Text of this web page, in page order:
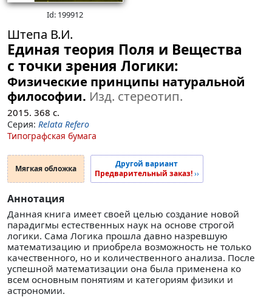
Id: 199912
Штепа В.И.
Единая теория Поля и Вещества
с точки зрения Логики:
Физические принципы натуральной
философии. Изд. стереотип.
2015. 368 с.
Серия: Relata Refero
Типографская бумага
Мягкая обложка
Другой вариант
Предварительный заказ!››
Аннотация
Данная книга имеет своей целью создание новой
парадигмы естественных наук на основе строгой
логики. Сама Логика прошла давно назревшую
математизацию и приобрела возможность не только
качественного, но и количественного анализа. После
успешной математизации она была применена ко
всем основным понятиям и категориям физики и
астрономии.